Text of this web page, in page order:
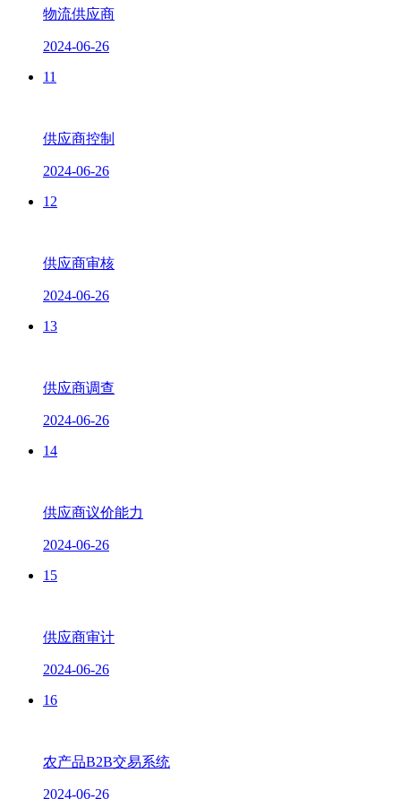
物流供应商
2024-06-26
11
供应商控制
2024-06-26
12
供应商审核
2024-06-26
13
供应商调查
2024-06-26
14
供应商议价能力
2024-06-26
15
供应商审计
2024-06-26
16
农产品B2B交易系统
2024-06-26